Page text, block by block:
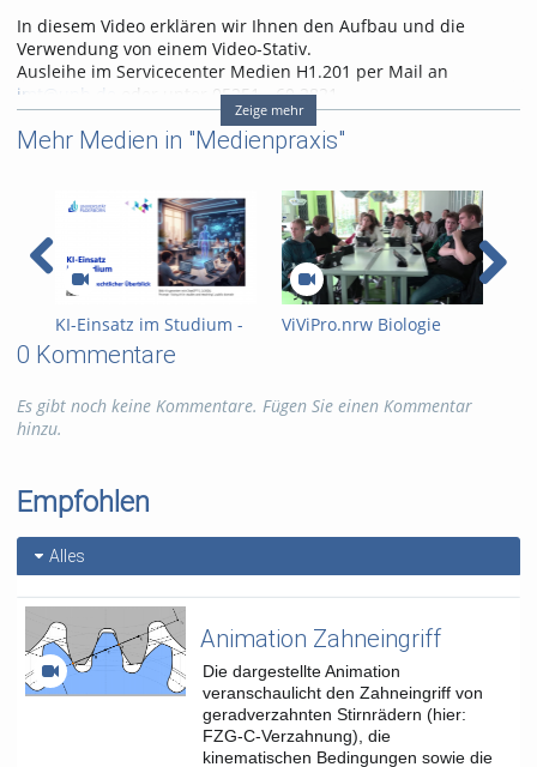
In diesem Video erklären wir Ihnen den Aufbau und die
Verwendung von einem Video-Stativ.
Ausleihe im Servicecenter Medien H1.201 per Mail an
imt@upb.de
oder unter 05251 - 60 2821.
https://zim.uni-paderborn.de/servicecenter-medien
Produktion: Bodo Janssen / ZIM-Medien, 2021
kameraeinführung
videostativ
zim-medien
Kategorien: Studium und
Zeige mehr
Mehr Medien in "Medienpraxis"
KI-Einsatz im Studium -
Ein kurzer rechtlicher
Überblick
ViViPro.nrw Biologie
0 Kommentare
Es gibt noch keine Kommentare. Fügen Sie einen Kommentar
hinzu.
Empfohlen
Alles
Animation Zahneingriff
Die dargestellte Animation
veranschaulicht den Zahneingriff von
geradverzahnten Stirnrädern (hier:
FZG-C-Verzahnung), die
kinematischen Bedingungen sowie die